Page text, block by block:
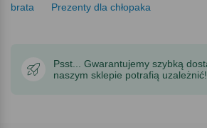
brata
Prezenty dla chłopaka
Psst... Gwarantujemy szybką
naszym sklepie potrafią uzależnić!